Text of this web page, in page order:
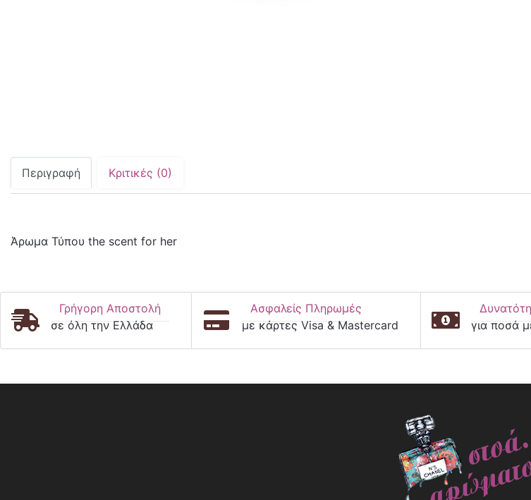
Περιγραφή Κριτικές (0)
Άρωμα Τύπου the scent for her
Γρήγορη Αποστολή
σε όλη την Ελλάδα
Ασφαλείς Πληρωμές
με κάρτες Visa & Mastercard
για ποσά